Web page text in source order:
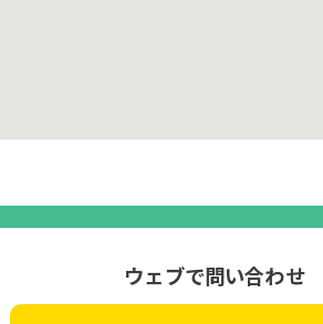
ウェブで問い合わせ